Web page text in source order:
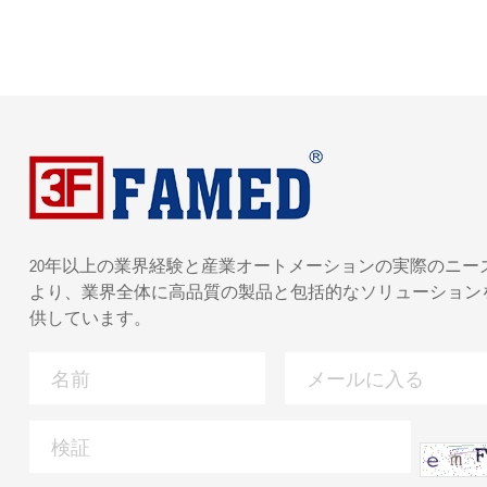
20年以上の業界経験と産業オートメーションの実際のニー
より、業界全体に高品質の製品と包括的なソリューション
供しています。